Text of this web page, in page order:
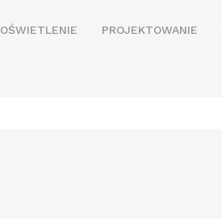
OŚWIETLENIE PROJEKTOWANIE